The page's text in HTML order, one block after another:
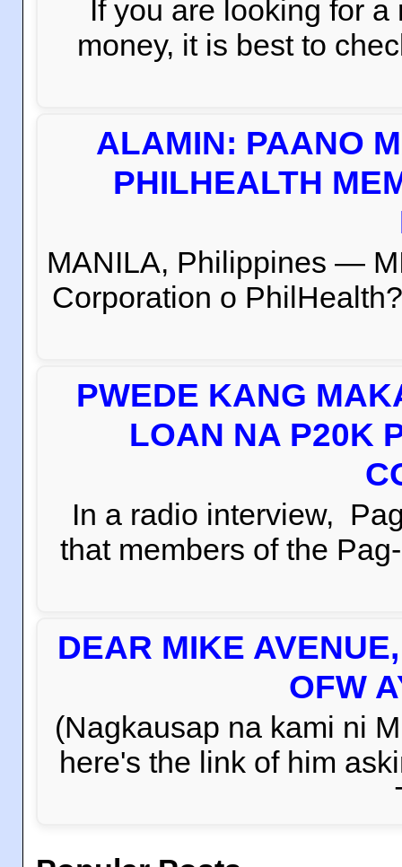
If you are looking for
money, it is best to
ALAMIN: PAANO
PHILHEALTH
MANILA, Philippines —
Corporation o
PWEDE KANG
LOAN NA P20K
In a radio interview,
that members of the
DEAR MIKE
OFW
(Nagkausap na kami ni
here's the link of him